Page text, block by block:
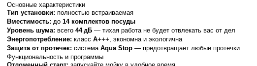
Основные характеристики
Тип установки: полностью встраиваемая
Вместимость: до 14 комплектов посуды
Уровень шума: всего 44 дБ — тихая работа не будет отвлекать вас от дел
Энергопотребление: класс A+++, экономна и экологична
Защита от протечек: система Aqua Stop — предотвращает любые протечки
Функциональность и программы